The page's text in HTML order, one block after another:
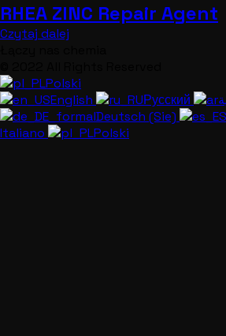
RHEA ZINC Repair Agent
Czytaj dalej
Polski
English
Русский
Deutsch (Sie)
Italiano
Polski